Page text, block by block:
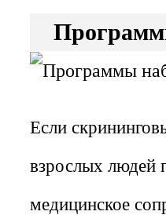
Если
взрослых людей
медицинское